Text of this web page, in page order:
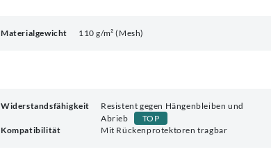
Materialgewicht 110 g/m² (Mesh)
Widerstandsfähigkeit
Resistent gegen Hängenbleiben und
Abrieb
TOP
Kompatibilität
Mit Rückenprotektoren tragbar